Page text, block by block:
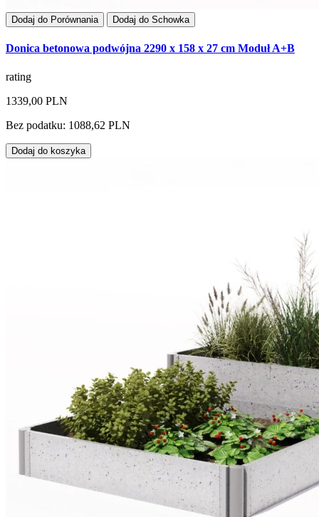
Dodaj do Porównania Dodaj do Schowka
Donica betonowa podwójna 2290 x 158 x 27 cm Moduł A+B
rating
1339,00 PLN
Bez podatku: 1088,62 PLN
Dodaj do koszyka